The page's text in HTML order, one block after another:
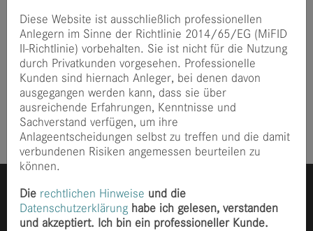
Diese Website ist ausschließlich professionellen
Anlegern im Sinne der Richtlinie 2014/65/EG (MiFID
II-Richtlinie) vorbehalten. Sie ist nicht für die Nutzung
durch Privatkunden vorgesehen. Professionelle
Kunden sind hiernach Anleger, bei denen davon
ausgegangen werden kann, dass sie über
ausreichende Erfahrungen, Kenntnisse und
Sachverstand verfügen, um ihre
Anlageentscheidungen selbst zu treffen und die damit
verbundenen Risiken angemessen beurteilen zu
können.
Die rechtlichen Hinweise und die
Datenschutzerklärung habe ich gelesen, verstanden
und akzeptiert. Ich bin ein professioneller Kunde.
Stipendiaten!
Zwei unserer Stipendiatinnen und Stipendiaten Katharina
Pabst und Alexander Weers bei der offiziellen Übergabe
der Stipendien (Foto: Sebastian Kissel).
Veröffentlichtvor 3 Jahre